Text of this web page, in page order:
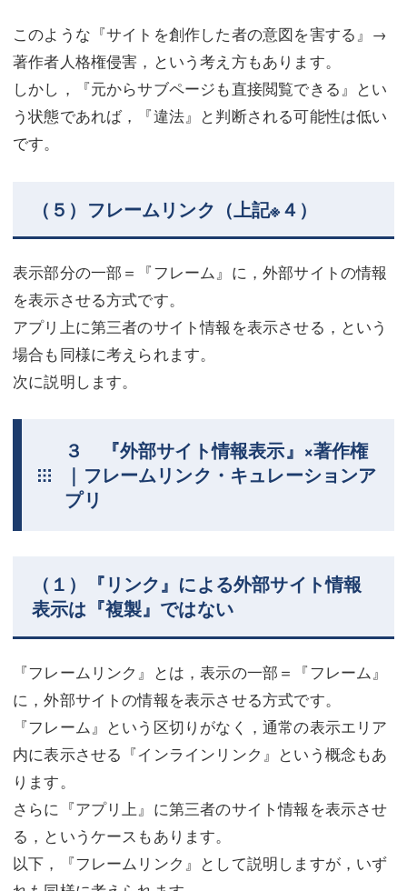
このような『サイトを創作した者の意図を害する』→
著作者人格権侵害，という考え方もあります。
しかし，『元からサブページも直接閲覧できる』とい
う状態であれば，『違法』と判断される可能性は低い
です。
（５）フレームリンク（上記※４）
表示部分の一部＝『フレーム』に，外部サイトの情報
を表示させる方式です。
アプリ上に第三者のサイト情報を表示させる，という
場合も同様に考えられます。
次に説明します。
３ 『外部サイト情報表示』×著作権
｜フレームリンク・キュレーションア
プリ
（１）『リンク』による外部サイト情報
表示は『複製』ではない
『フレームリンク』とは，表示の一部＝『フレーム』
に，外部サイトの情報を表示させる方式です。
『フレーム』という区切りがなく，通常の表示エリア
内に表示させる『インラインリンク』という概念もあ
ります。
さらに『アプリ上』に第三者のサイト情報を表示させ
る，というケースもあります。
以下，『フレームリンク』として説明しますが，いず